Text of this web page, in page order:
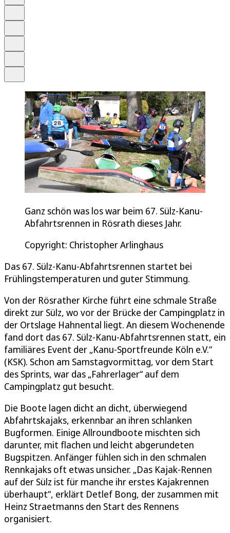
Ganz schön was los war beim 67. Sülz-Kanu-
Abfahrtsrennen in Rösrath dieses Jahr.
Copyright: Christopher Arlinghaus
Das 67. Sülz-Kanu-Abfahrtsrennen startet bei
Frühlingstemperaturen und guter Stimmung.
Von der Rösrather Kirche führt eine schmale Straße
direkt zur Sülz, wo vor der Brücke der Campingplatz in
der Ortslage Hahnental liegt. An diesem Wochenende
fand dort das 67. Sülz-Kanu-Abfahrtsrennen statt, ein
familiäres Event der „Kanu-Sportfreunde Köln e.V.“
(KSK). Schon am Samstagvormittag, vor dem Start
des Sprints, war das „Fahrerlager“ auf dem
Campingplatz gut besucht.
Die Boote lagen dicht an dicht, überwiegend
Abfahrtskajaks, erkennbar an ihren schlanken
Bugformen. Einige Allroundboote mischten sich
darunter, mit flachen und leicht abgerundeten
Bugspitzen. Anfänger fühlen sich in den schmalen
Rennkajaks oft etwas unsicher. „Das Kajak-Rennen
auf der Sülz ist für manche ihr erstes Kajakrennen
überhaupt“, erklärt Detlef Bong, der zusammen mit
Heinz Straetmanns den Start des Rennens
organisiert.